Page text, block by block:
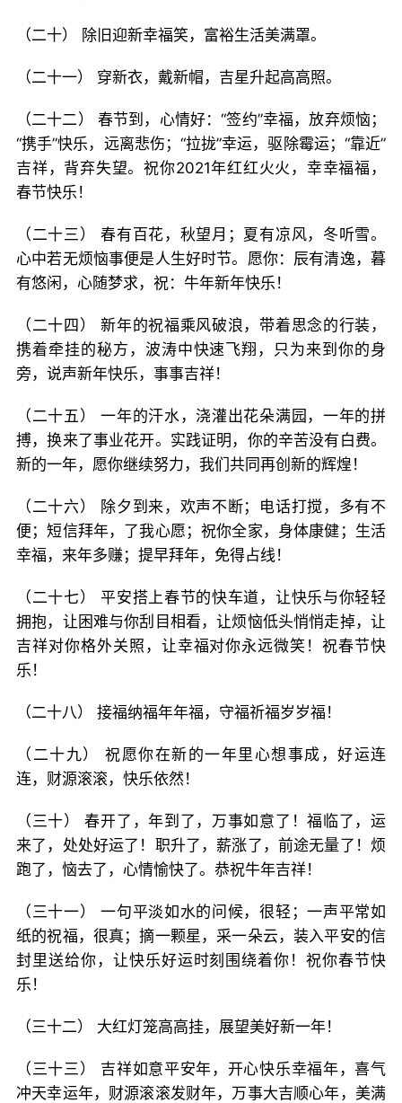
（二十） 除旧迎新幸福笑，富裕生活美满罩。
（二十一） 穿新衣，戴新帽，吉星升起高高照。
（二十二） 春节到，心情好：“签约”幸福，放弃烦恼；
“携手”快乐，远离悲伤；“拉拢”幸运，驱除霉运；“靠近”
吉祥，背弃失望。祝你2021年红红火火，幸幸福福，
春节快乐！
（二十三） 春有百花，秋望月；夏有凉风，冬听雪。
心中若无烦恼事便是人生好时节。愿你：辰有清逸，暮
有悠闲，心随梦求，祝：牛年新年快乐！
（二十四） 新年的祝福乘风破浪，带着思念的行装，
携着牵挂的秘方，波涛中快速飞翔，只为来到你的身
旁，说声新年快乐，事事吉祥！
（二十五） 一年的汗水，浇灌出花朵满园，一年的拼
搏，换来了事业花开。实践证明，你的辛苦没有白费。
新的一年，愿你继续努力，我们共同再创新的辉煌！
（二十六） 除夕到来，欢声不断；电话打搅，多有不
便；短信拜年，了我心愿；祝你全家，身体康健；生活
幸福，来年多赚；提早拜年，免得占线！
（二十七） 平安搭上春节的快车道，让快乐与你轻轻
拥抱，让困难与你刮目相看，让烦恼低头悄悄走掉，让
吉祥对你格外关照，让幸福对你永远微笑！祝春节快
乐！
（二十八） 接福纳福年年福，守福祈福岁岁福！
（二十九） 祝愿你在新的一年里心想事成，好运连
连，财源滚滚，快乐依然！
（三十） 春开了，年到了，万事如意了！福临了，运
来了，处处好运了！职升了，薪涨了，前途无量了！烦
跑了，恼去了，心情愉快了。恭祝牛年吉祥！
（三十一） 一句平淡如水的问候，很轻；一声平常如
纸的祝福，很真；摘一颗星，采一朵云，装入平安的信
封里送给你，让快乐好运时刻围绕着你！祝你春节快
乐！
（三十二） 大红灯笼高高挂，展望美好新一年！
（三十三） 吉祥如意平安年，开心快乐幸福年，喜气
冲天幸运年，财源滚滚发财年，万事大吉顺心年，美满